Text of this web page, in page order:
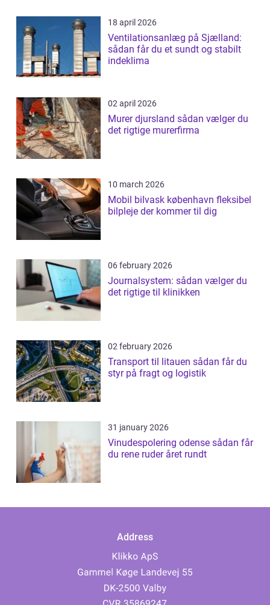
18 april 2026
Ventilationsanlæg på Sjælland:
sådan får du et sundt og stabilt
indeklima
02 april 2026
Murer djursland sådan vælger du
det rigtige murerfirma
10 march 2026
Mobil bilvask københavn fleksibel
bilpleje der kommer til dig
06 february 2026
Journalsystem: sådan vælger du
det rigtige til klinikken
02 february 2026
Transport til litauen sådan får du
styr på fragt og logistik
31 january 2026
Vinudespolering odense sådan får
du rene ruder året rundt
Address